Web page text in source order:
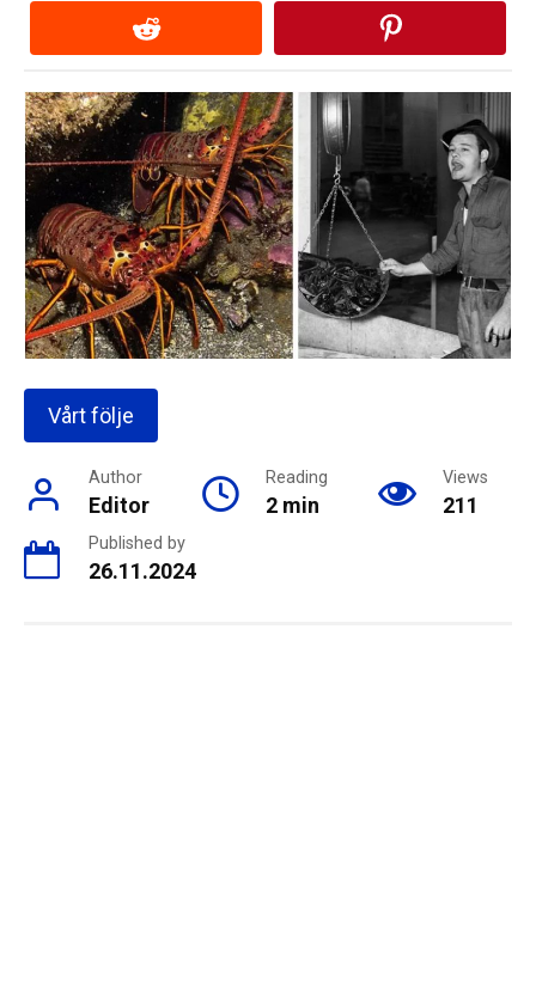
Vårt följe
Author
Editor
Reading
2 min
Views
211
Published by
26.11.2024